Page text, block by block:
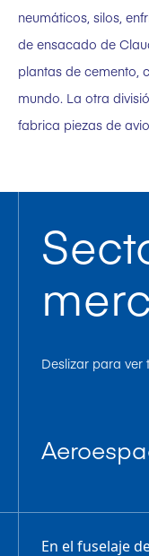
neumáticos, silos,
de ensacado de
plantas de cemento,
mundo. La otra
fabrica piezas de
Deslizar para ver
En el fuselaje